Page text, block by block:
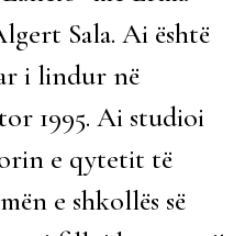
Sala. Ai është
i lindur në
1995. Ai studioi
e qytetit të
e shkollës së